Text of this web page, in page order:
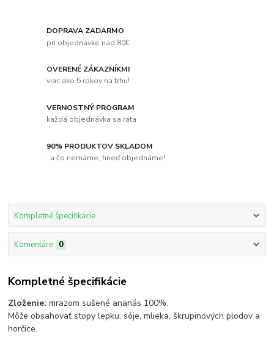
DOPRAVA ZADARMO
pri objednávke nad 80€
OVERENÉ ZÁKAZNÍKMI
viac ako 5 rokov na trhu!
VERNOSTNÝ PROGRAM
každá objednávka sa ráta
90% PRODUKTOV SKLADOM
..a čo nemáme, hneď objednáme!
Kompletné špecifikácie
Komentáre 0
Kompletné špecifikácie
Zloženie: mrazom sušené ananás 100%.
Môže obsahovať stopy lepku, sóje, mlieka, škrupinových plodov a
horčice.